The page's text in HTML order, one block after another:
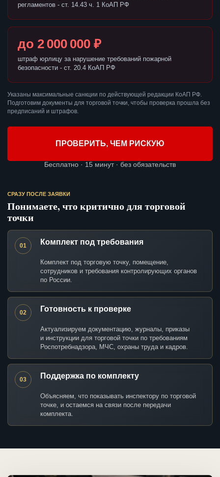
регламентов - ст. 14.43 ч. 1 КоАП РФ
до 2 000 000 ₽
штраф юрлицу за нарушение требований пожарной
безопасности - ст. 20.4 КоАП РФ
Указаны максимальные санкции по действующей редакции КоАП РФ.
Подготовим документы для торговой точки, чтобы проверка прошла без
предписаний и штрафов.
ПРОВЕРИТЬ, ЧЕМ РИСКУЮ
Бесплатно · 15 минут · без обязательств
СРАЗУ ПОСЛЕ ЗАЯВКИ
Понимаете, что критично для торговой
точки
01 Комплект под требования
Комплект под торговую точку, помещение,
сотрудников и требования контролирующих органов
по России.
02 Готовность к проверке
Актуализируем документацию, журналы, приказы
и инструкции для торговой точки по требованиям
Роспотребнадзора, МЧС, охраны труда и кадров.
03 Поддержка по комплекту
Объясняем, что показывать инспектору по торговой
точке, и остаемся на связи после передачи
комплекта.